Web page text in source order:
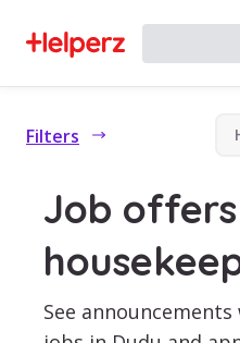
Filters
Job offers
See